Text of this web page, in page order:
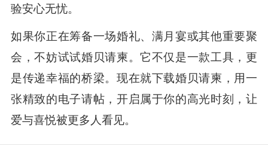
验安心无忧。
如果你正在筹备一场婚礼、满月宴或其他重要聚
会，不妨试试婚贝请柬。它不仅是一款工具，更
是传递幸福的桥梁。现在就下载婚贝请柬，用一
张精致的电子请帖，开启属于你的高光时刻，让
爱与喜悦被更多人看见。